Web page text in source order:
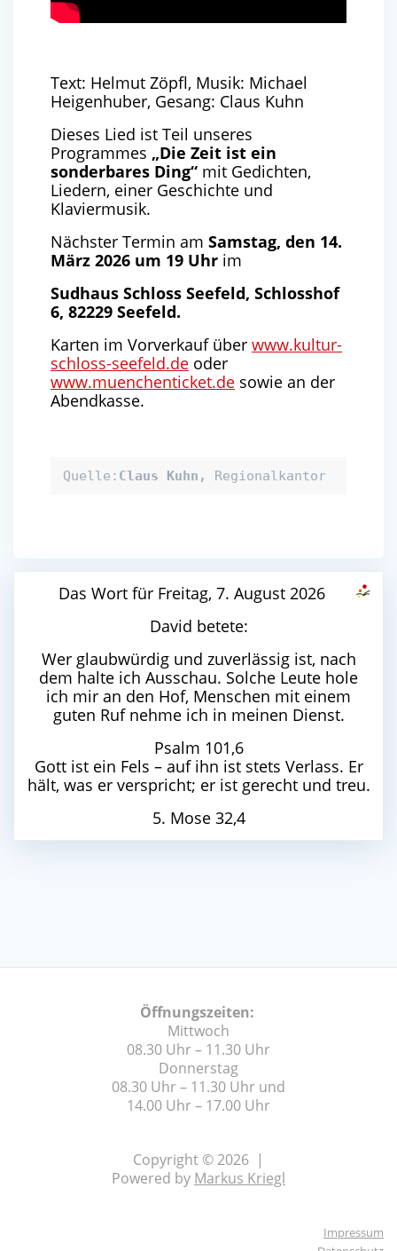
Text: Helmut Zöpfl, Musik: Michael
Heigenhuber, Gesang: Claus Kuhn
Dieses Lied ist Teil unseres
Programmes „Die Zeit ist ein
sonderbares Ding“ mit Gedichten,
Liedern, einer Geschichte und
Klaviermusik.
Nächster Termin am Samstag, den 14.
März 2026 um 19 Uhr im
Sudhaus Schloss Seefeld, Schlosshof
6, 82229 Seefeld.
Karten im Vorverkauf über www.kultur-
schloss-seefeld.de oder
www.muenchenticket.de sowie an der
Abendkasse.
Quelle: Claus Kuhn, Regionalkantor
Das Wort für Freitag, 7. August 2026
David betete:
Wer glaubwürdig und zuverlässig ist, nach
dem halte ich Ausschau. Solche Leute hole
ich mir an den Hof, Menschen mit einem
guten Ruf nehme ich in meinen Dienst.
Psalm 101,6
Gott ist ein Fels – auf ihn ist stets Verlass. Er
hält, was er verspricht; er ist gerecht und treu.
5. Mose 32,4
Öffnungszeiten:
Mittwoch
08.30 Uhr – 11.30 Uhr
Donnerstag
08.30 Uhr – 11.30 Uhr und
14.00 Uhr – 17.00 Uhr
Copyright © 2026 |
Powered by Markus Kriegl
Impressum